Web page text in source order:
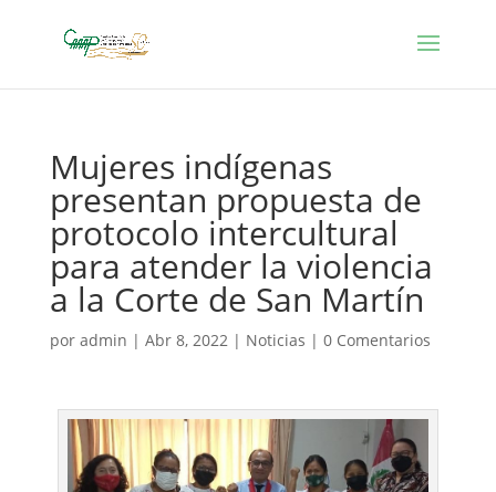
Mujeres indígenas
presentan propuesta de
protocolo intercultural
para atender la violencia
a la Corte de San Martín
por admin | Abr 8, 2022| Noticias | 0 Comentarios